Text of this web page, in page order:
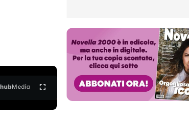
hubMedia